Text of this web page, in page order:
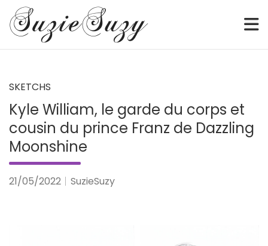
content
SuzieSuzy
Sketch • Watercolor • Illustration • Webcomic • Digital
SKETCHS
Kyle William, le garde du corps et
cousin du prince Franz de Dazzling
Moonshine
21/05/2022 SuzieSuzy